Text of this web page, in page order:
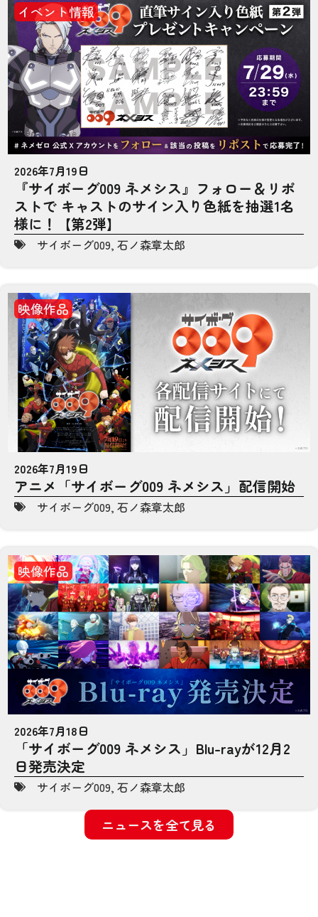
イベント情報
2026年7月19日
『サイボーグ009 ネメシス』フォロー＆リポ
ストで キャストのサイン入り色紙を抽選1名
様に！【第2弾】
サイボーグ009, 石ノ森章太郎
映像作品
2026年7月19日
アニメ「サイボーグ009 ネメシス」配信開始
サイボーグ009, 石ノ森章太郎
映像作品
2026年7月18日
「サイボーグ009 ネメシス」Blu-rayが12月2
日発売決定
サイボーグ009, 石ノ森章太郎
ニュースを全て見る